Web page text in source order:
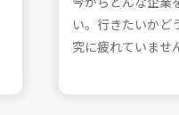
い。⾏きたいかど
究に疲れていませ